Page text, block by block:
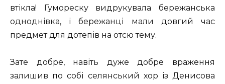
втікла! Гумореску видрукувала бережанська
одноднівка, і бережанці мали довгий час
предмет для дотепів на отсю тему.
Зате добре, навіть дуже добре враження
залишив по собі селянський хор із Денисова